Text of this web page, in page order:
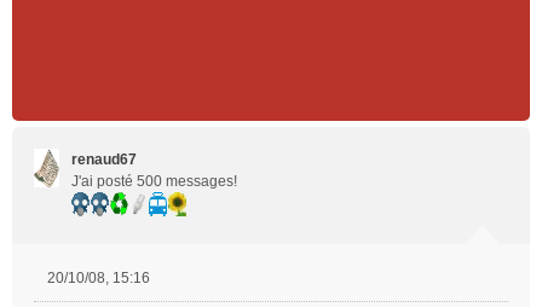
renaud67
J'ai posté 500 messages!
20/10/08, 15:16